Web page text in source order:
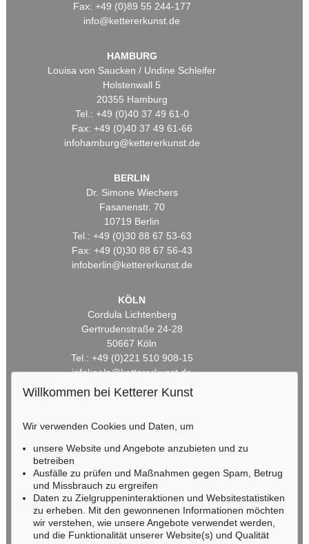
Fax: +49 (0)89 55 244-177
info@kettererkunst.de
HAMBURG
Louisa von Saucken / Undine Schleifer
Holstenwall 5
20355 Hamburg
Tel.: +49 (0)40 37 49 61-0
Fax: +49 (0)40 37 49 61-66
infohamburg@kettererkunst.de
BERLIN
Dr. Simone Wiechers
Fasanenstr. 70
10719 Berlin
Tel.: +49 (0)30 88 67 53-63
Fax: +49 (0)30 88 67 56-43
infoberlin@kettererkunst.de
KÖLN
Cordula Lichtenberg
Gertrudenstraße 24-28
50667 Köln
Tel.: +49 (0)221 510 908-15
infokoeln@kettererkunst.de
HESSEN
Miriam Heß
Tel.: +49 (0)62 21 58 80-038
Fax: +49 (0)62 21 58 80-595
infoheidelberg@kettererkunst.de
NORDDEUTSCHLAND
Willkommen bei Ketterer Kunst
Wir verwenden Cookies und Daten, um
unsere Website und Angebote anzubieten und zu
betreiben
Ausfälle zu prüfen und Maßnahmen gegen Spam, Betrug
und Missbrauch zu ergreifen
Daten zu Zielgruppeninteraktionen und Websitestatistiken
zu erheben. Mit den gewonnenen Informationen möchten
wir verstehen, wie unsere Angebote verwendet werden,
und die Funktionalität unserer Website(s) und Qualität